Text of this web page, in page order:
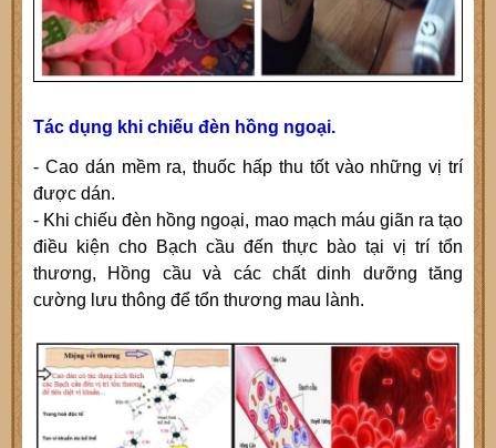
Tác dụng khi chiếu đèn hồng ngoại.
- Cao dán mềm ra, thuốc hấp thu tốt vào những vị trí
được dán.
- Khi chiếu đèn hồng ngoại, mao mạch máu giãn ra tạo
điều kiện cho Bạch cầu đến thực bào tại vị trí tổn
thương, Hồng cầu và các chất dinh dưỡng tăng
cường lưu thông để tổn thương mau lành.